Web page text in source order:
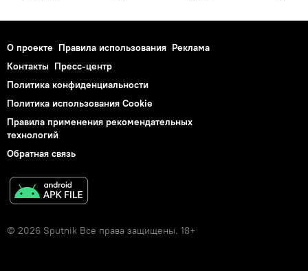
О проекте Правила использования Реклама
Контакты Пресс-центр
Политика конфиденциальности
Политика использования Cookie
Правила применения рекомендательных
технологий
Обратная связь
© 2026 Sputnik Все права защищены. 18+